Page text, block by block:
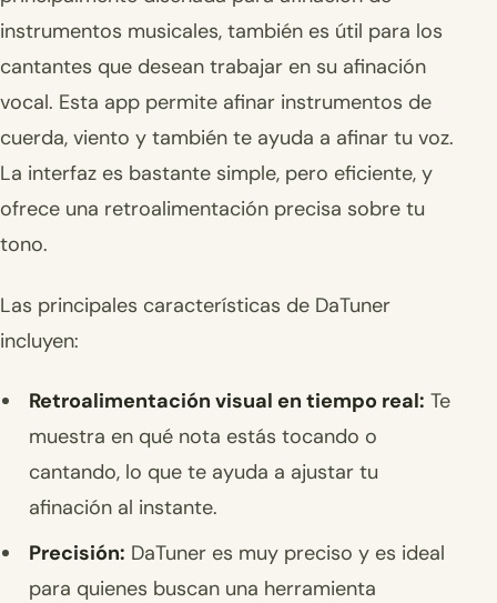
instrumentos musicales, también es útil para los
cantantes que desean trabajar en su afinación
vocal. Esta app permite afinar instrumentos de
cuerda, viento y también te ayuda a afinar tu voz.
La interfaz es bastante simple, pero eficiente, y
ofrece una retroalimentación precisa sobre tu
tono.
Las principales características de DaTuner
incluyen:
Retroalimentación visual en tiempo real: Te
muestra en qué nota estás tocando o
cantando, lo que te ayuda a ajustar tu
afinación al instante.
Precisión: DaTuner es muy preciso y es ideal
para quienes buscan una herramienta